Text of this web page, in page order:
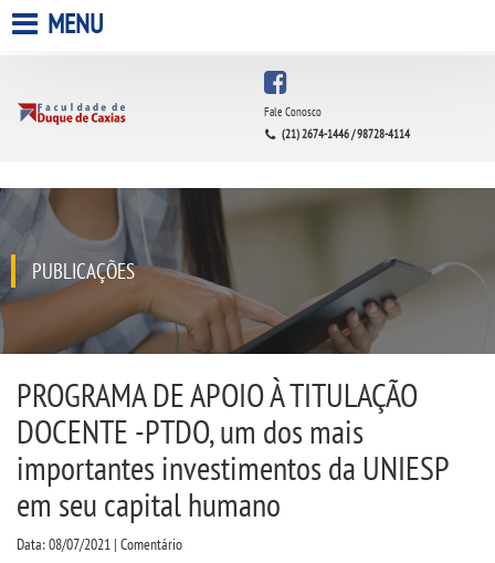
QUEM SOMOS
INFRAESTRUTURA
BIBLIOTECA
CPA
CPSA
MENU
Fale Conosco
(21) 2674-1446 / 98728-4114
PUBLICAÇÕES
PROGRAMA DE APOIO À TITULAÇÃO
DOCENTE -PTDO, um dos mais
importantes investimentos da UNIESP
em seu capital humano
Data: 08/07/2021 | Comentário